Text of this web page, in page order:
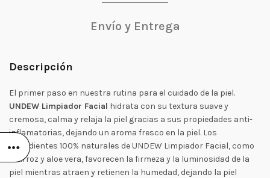
Envío y Entrega
Descripción
El primer paso en nuestra rutina para el cuidado de la piel.
UNDEW Limpiador Facial hidrata con su textura suave y
cremosa, calma y relaja la piel gracias a sus propiedades anti-
inflamatorias, dejando un aroma fresco en la piel. Los
ingredientes 100% naturales de UNDEW Limpiador Facial, como
el arroz y aloe vera, favorecen la firmeza y la luminosidad de la
piel mientras atraen y retienen la humedad, dejando la piel